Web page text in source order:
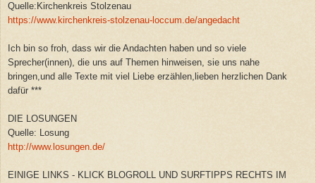
Quelle:Kirchenkreis Stolzenau
https://www.kirchenkreis-stolzenau-loccum.de/angedacht
Ich bin so froh, dass wir die Andachten haben und so viele
Sprecher(innen), die uns auf Themen hinweisen, sie uns nahe
bringen,und alle Texte mit viel Liebe erzählen,lieben herzlichen Dank
dafür ***
DIE LOSUNGEN
Quelle: Losung
http://www.losungen.de/
EINIGE LINKS - KLICK BLOGROLL UND SURFTIPPS RECHTS IM